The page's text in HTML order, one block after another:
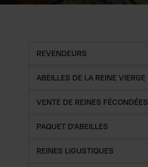
REVENDEURS
ABEILLES DE LA REINE VIERGE
VENTE DE REINES FÉCONDÉES
PAQUET D'ABEILLES
REINES LIGUSTIQUES